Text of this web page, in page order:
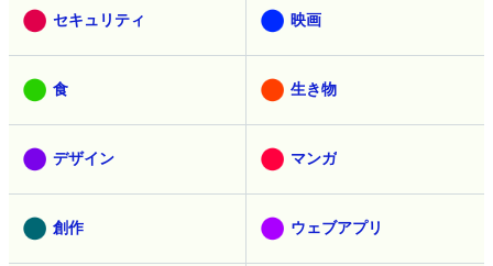
セキュリティ 映画
食 生き物
デザイン マンガ
創作 ウェブアプリ